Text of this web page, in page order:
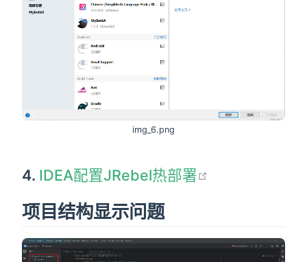
img_6.png
4. IDEA配置JRebel热部署
项目结构显示问题